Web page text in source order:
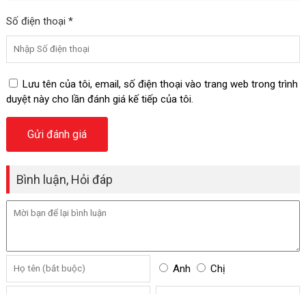
Số điện thoại *
Lưu tên của tôi, email, số điện thoại vào trang web trong trình
duyệt này cho lần đánh giá kế tiếp của tôi.
Bình luận, Hỏi đáp
Anh Chị